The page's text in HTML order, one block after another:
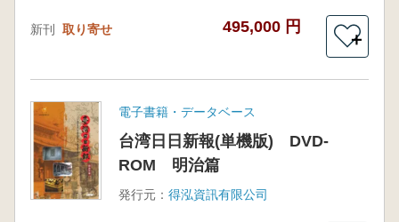
新刊 取り寄せ 495,000 円
＋
電子書籍・データベース
台湾日日新報(単機版) DVD-
ROM 明治篇
発行元： 得泓資訊有限公司